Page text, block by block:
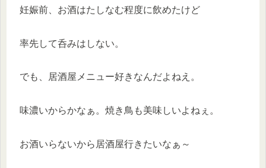
妊娠前、お酒はたしなむ程度に飲めたけど
率先して呑みはしない。
でも、居酒屋メニュー好きなんだよねえ。
味濃いからかなぁ。焼き鳥も美味しいよねぇ。
お酒いらないから居酒屋行きたいなぁ～